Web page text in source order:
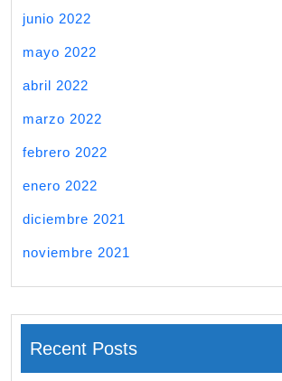
junio 2022
mayo 2022
abril 2022
marzo 2022
febrero 2022
enero 2022
diciembre 2021
noviembre 2021
Recent Posts